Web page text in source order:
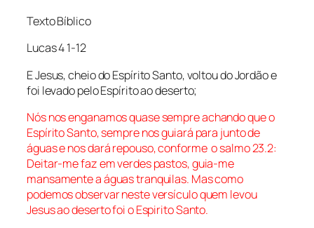
Texto Bíblico
Lucas 4 1-12
E Jesus, cheio do Espírito Santo, voltou do Jordão e
foi levado pelo Espírito ao deserto;
Nós nos enganamos quase sempre achando que o
Espírito Santo, sempre nos guiará para junto de
águas e nos dará repouso, conforme o salmo 23.2:
Deitar-me faz em verdes pastos, guia-me
mansamente a águas tranquilas. Mas como
podemos observar neste versículo quem levou
Jesus ao deserto foi o Espirito Santo.